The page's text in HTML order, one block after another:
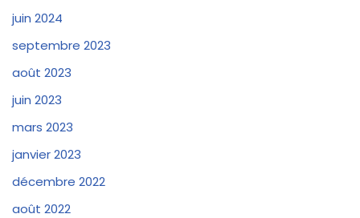
juin 2024
septembre 2023
août 2023
juin 2023
mars 2023
janvier 2023
décembre 2022
août 2022